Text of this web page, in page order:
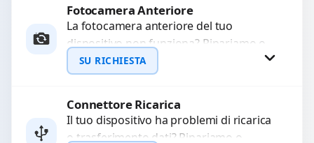
Richiedi Preventivo
WhatsApp
Fotocamera Anteriore
La fotocamera anteriore del tuo
dispositivo non funziona? Ripariamo o
sostituiamo fotocamere guaste con
problemi come immagini sfocate, messa
SU RICHIESTA
Richiedi Preventivo
Connettore Ricarica
Il tuo dispositivo ha problemi di ricarica
o trasferimento dati? Ripariamo o